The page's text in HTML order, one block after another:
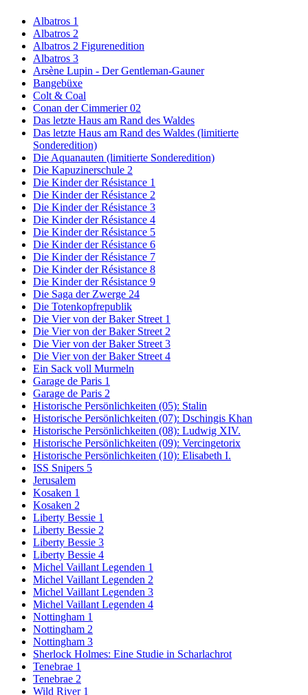
Albatros 1
Albatros 2
Albatros 2 Figurenedition
Albatros 3
Arsène Lupin - Der Gentleman-Gauner
Bangebüxe
Colt & Coal
Conan der Cimmerier 02
Das letzte Haus am Rand des Waldes
Das letzte Haus am Rand des Waldes (limitierte
Sonderedition)
Die Aquanauten (limitierte Sonderedition)
Die Kapuzinerschule 2
Die Kinder der Résistance 1
Die Kinder der Résistance 2
Die Kinder der Résistance 3
Die Kinder der Résistance 4
Die Kinder der Résistance 5
Die Kinder der Résistance 6
Die Kinder der Résistance 7
Die Kinder der Résistance 8
Die Kinder der Résistance 9
Die Saga der Zwerge 24
Die Totenkopfrepublik
Die Vier von der Baker Street 1
Die Vier von der Baker Street 2
Die Vier von der Baker Street 3
Die Vier von der Baker Street 4
Ein Sack voll Murmeln
Garage de Paris 1
Garage de Paris 2
Historische Persönlichkeiten (05): Stalin
Historische Persönlichkeiten (07): Dschingis Khan
Historische Persönlichkeiten (08): Ludwig XIV.
Historische Persönlichkeiten (09): Vercingetorix
Historische Persönlichkeiten (10): Elisabeth I.
ISS Snipers 5
Jerusalem
Kosaken 1
Kosaken 2
Liberty Bessie 1
Liberty Bessie 2
Liberty Bessie 3
Liberty Bessie 4
Michel Vaillant Legenden 1
Michel Vaillant Legenden 2
Michel Vaillant Legenden 3
Michel Vaillant Legenden 4
Nottingham 1
Nottingham 2
Nottingham 3
Sherlock Holmes: Eine Studie in Scharlachrot
Tenebrae 1
Tenebrae 2
Wild River 1